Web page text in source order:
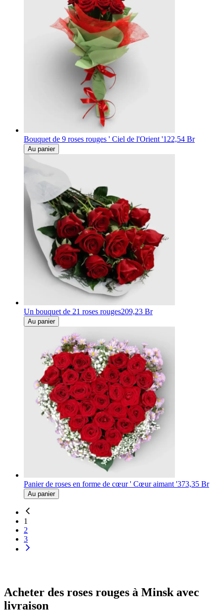
Bouquet de 9 roses rouges ' Ciel de l'Orient '122,54 Br
Au panier
Un bouquet de 21 roses rouges209,23 Br
Au panier
Panier de roses en forme de cœur ' Cœur aimant '373,35 Br
Au panier
1
2
3
Acheter des roses rouges à Minsk avec
livraison